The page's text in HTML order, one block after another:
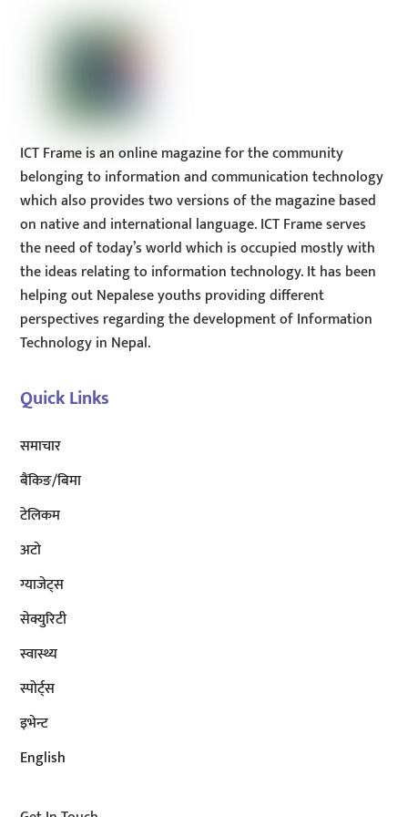
ICT Frame is an online magazine for the community
belonging to information and communication technology
which also provides two versions of the magazine based
on native and international language. ICT Frame serves
the need of today’s world which is occupied mostly with
the ideas relating to information technology. It has been
helping out Nepalese youths providing different
perspectives regarding the development of Information
Technology in Nepal.
Quick Links
समाचार
बैंकिङ/बिमा
टेलिकम
अटाे
ग्याजेट्स
सेक्युरिटी
स्वास्थ्य
स्पोर्ट्स
इभेन्ट
English